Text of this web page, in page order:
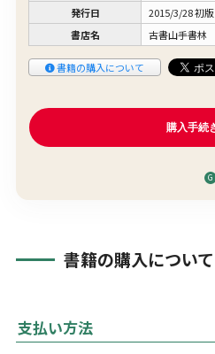
発行日
2015/3/28 初版
書店名
古書山手書林
書籍の購入について
G
書籍の購入について
支払い方法